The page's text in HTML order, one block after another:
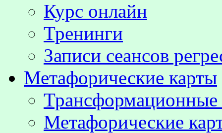
Курс онлайн
Тренинги
Записи сеансов
Метафорические карты
Метафорические